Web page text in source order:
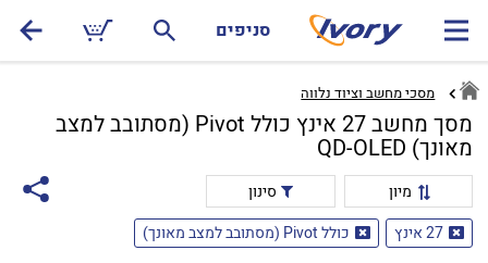
סניפים
מסכי מחשב וציוד נלווה
מסך מחשב 27 אינץ כולל Pivot (מסתובב למצב
מאונך) QD-OLED
מיון
סינון
27 אינץ
כולל Pivot (מסתובב למצב מאונך)